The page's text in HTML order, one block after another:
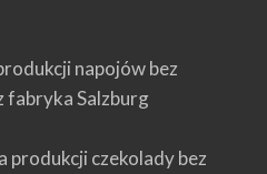
napojów bez
fabryka Salzburg
produkcji czekolady bez